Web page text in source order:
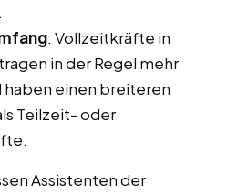
: Vollzeitkräfte in
in der Regel mehr
haben einen breiteren
Teilzeit- oder
Assistenten der